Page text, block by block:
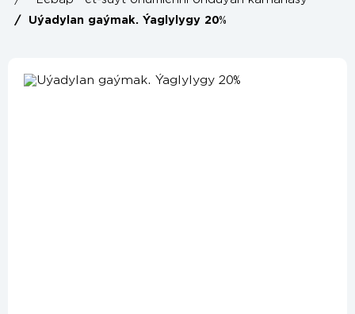
/ Uýadylan gaýmak. Ýaglylygy 20%